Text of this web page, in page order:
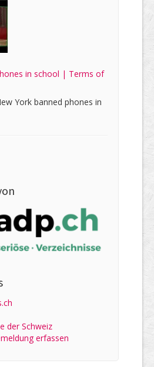
in school | Terms of
York banned phones in
der Schweiz
erfassen